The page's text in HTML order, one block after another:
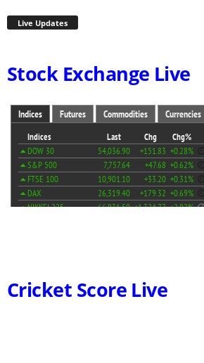
Live Updates
Stock Exchange Live
Cricket Score Live